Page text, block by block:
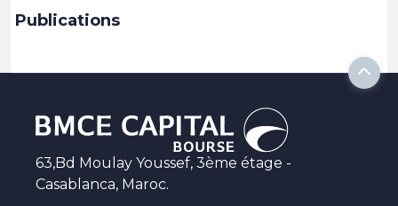
Publications
63,Bd Moulay Youssef, 3ème étage -
Casablanca, Maroc.